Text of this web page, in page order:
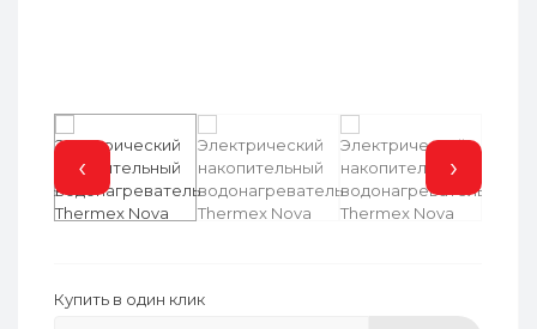
‹ ›
Купить в один клик